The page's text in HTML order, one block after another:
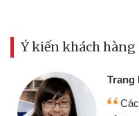
Ý kiến khách hàng
Trang